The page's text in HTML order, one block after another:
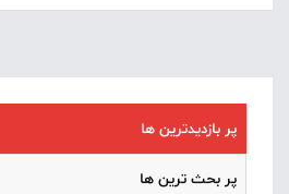
پر بازدیدترین ها
پر بحث ترین ها